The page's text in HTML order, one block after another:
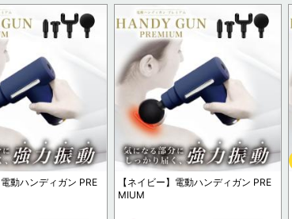
電動ハンディガン PRE
【ネイビー】電動ハンディガン PRE
MIUM